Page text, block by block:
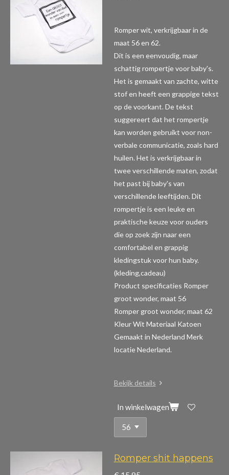
Romper wit, verkrijgbaar in de
maat 56 en 62.
Dit is een eenvoudig, maar
schattig rompertje voor baby's.
Het is gemaakt van zachte, witte
stof en heeft een grappige tekst
op de voorkant. De tekst
suggereert dat het rompertje
kan worden gebruikt voor non-
verbale communicatie, zoals hard
huilen. Het is verkrijgbaar in
twee verschillende maten, zodat
het past bij baby's van
verschillende leeftijden. Dit
rompertje is een leuke en
praktische keuze voor ouders
die op zoek zijn naar een
comfortabel en grappig
kledingstuk voor hun baby.
(kleding,cadeau)
Product specificaties Romper
groot wonder, maat 56
Romper groot wonder, maat 62
Kleur Wit Materiaal Katoen
Gemaakt in Nederland Merk
locatie Nederland.
Bekijk details
In winkelwagen
Romper shit happens